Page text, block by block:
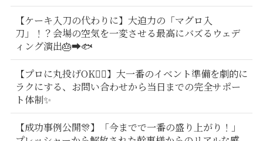
【ケーキ入刀の代わりに】大迫力の「マグロ入
刀」！？会場の空気を一変させる最高にバズるウェデ
ィング演出🎂➡️🐟
【プロに丸投げOK🙆‍♂️】大一番のイベント準備を劇的に
ラクにする、お問い合わせから当日までの完全サポー
ト体制✨
【成功事例公開🎊】「今までで一番の盛り上がり！」